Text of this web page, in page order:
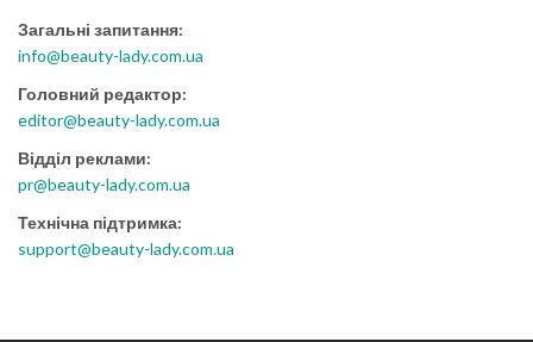
Загальні запитання:
info@beauty-lady.com.ua
Головний редактор:
editor@beauty-lady.com.ua
Відділ реклами:
pr@beauty-lady.com.ua
Технічна підтримка:
support@beauty-lady.com.ua